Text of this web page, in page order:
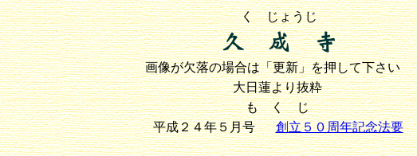
く じょうじ
画像が欠落の場合は「更新」を押して下さい
大日蓮より抜粋
も く じ
平成２４年５月号
創立５０周年記念法要